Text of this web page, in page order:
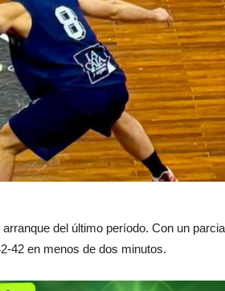
del último período. Con un
42 en menos de dos minutos.